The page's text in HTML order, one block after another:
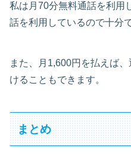
私は月70分無料通話を利用
話を利用しているので十分で
また、月1,600円を払えば
けることもできます。
まとめ